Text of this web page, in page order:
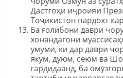
Дастгоҳи иҷроияи
Тоҷикистон пардохт
Ба ғолибони даври
хонандагони
умумӣ, ки дар даври
якум, дуюм, сеюм ва
гардидаанд, ба